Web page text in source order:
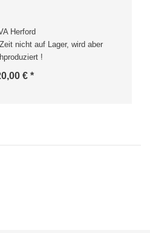
Herford
nicht auf Lager, wird aber
!
€ *